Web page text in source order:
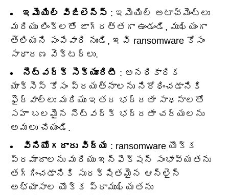
ఇమెయిల్ విజిలెన్స్ : ఇమెయిల్ అటాచ్‌మెంట్‌లు
మరియు లింక్‌లతో జాగ్రత్తగా ఉండండి, ముఖ్యంగా
తెలియని పంపేవారి నుండి, ఇవి ransomware కోసం
సాధారణ వెక్టర్‌లు.
నెట్‌వర్క్ సెక్యూరిటీ : అనధికారిక
యాక్సెస్ కోసం ప్రయత్నాలను నిరోధించడానికి
ఫైర్‌వాల్‌లు మరియు ఇతర భద్రతా సాధనాలతో
సహా బలమైన నెట్‌వర్క్ భద్రతా చర్యలను
అమలు చేయండి.
వినియోగదారు విద్య : ransomware యొక్క
ప్రమాదాలను మరియు ఇన్‌ఫెక్షన్ సంభావ్యతను
తగ్గించడానికి సురక్షితమైన ఆన్‌లైన్
అభ్యాసాల యొక్క ప్రాముఖ్యతను